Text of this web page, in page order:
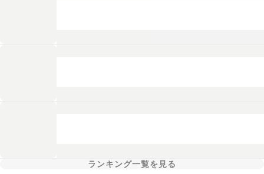
ランキング一覧を見る